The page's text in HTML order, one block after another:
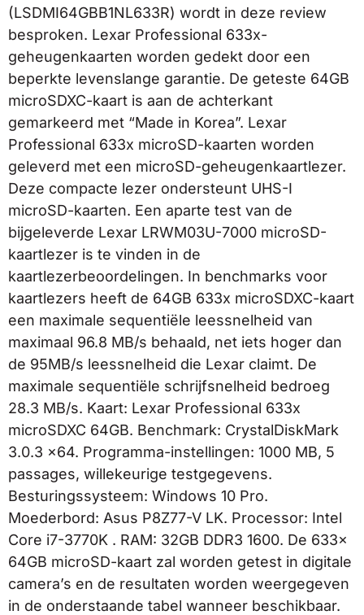
(LSDMI64GBB1NL633R) wordt in deze review
besproken. Lexar Professional 633x-
geheugenkaarten worden gedekt door een
beperkte levenslange garantie. De geteste 64GB
microSDXC-kaart is aan de achterkant
gemarkeerd met “Made in Korea”. Lexar
Professional 633x microSD-kaarten worden
geleverd met een microSD-geheugenkaartlezer.
Deze compacte lezer ondersteunt UHS-I
microSD-kaarten. Een aparte test van de
bijgeleverde Lexar LRWM03U-7000 microSD-
kaartlezer is te vinden in de
kaartlezerbeoordelingen. In benchmarks voor
kaartlezers heeft de 64GB 633x microSDXC-kaart
een maximale sequentiële leessnelheid van
maximaal 96.8 MB/s behaald, net iets hoger dan
de 95MB/s leessnelheid die Lexar claimt. De
maximale sequentiële schrijfsnelheid bedroeg
28.3 MB/s. Kaart: Lexar Professional 633x
microSDXC 64GB. Benchmark: CrystalDiskMark
3.0.3 x64. Programma-instellingen: 1000 MB, 5
passages, willekeurige testgegevens.
Besturingssysteem: Windows 10 Pro.
Moederbord: Asus P8Z77-V LK. Processor: Intel
Core i7-3770K . RAM: 32GB DDR3 1600. De 633x
64GB microSD-kaart zal worden getest in digitale
camera’s en de resultaten worden weergegeven
in de onderstaande tabel wanneer beschikbaar.